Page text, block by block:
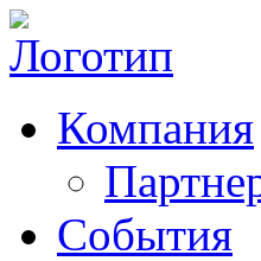
Компания
События